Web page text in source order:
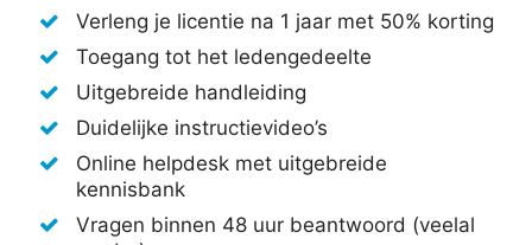
Verleng je licentie na 1 jaar met 50% korting
Toegang tot het ledengedeelte
Uitgebreide handleiding
Duidelijke instructievideo’s
Online helpdesk met uitgebreide
kennisbank
Vragen binnen 48 uur beantwoord (veelal